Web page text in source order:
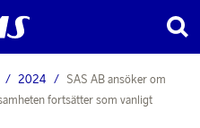
2024
SAS AB ansöker om
fortsätter som vanligt